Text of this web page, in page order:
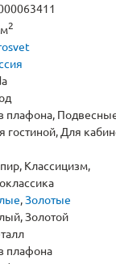
2
плафона,
гостиной, Для
Классицизм,
,Золотые
Золотой
плафона